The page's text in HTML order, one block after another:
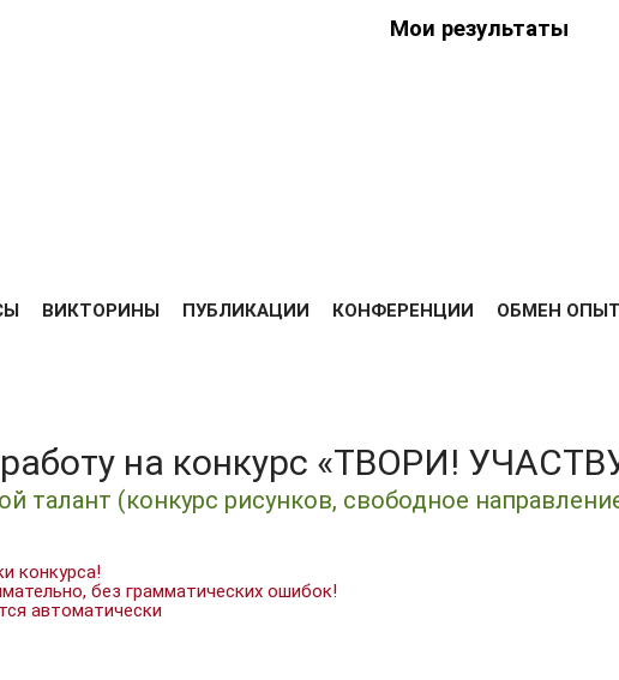
Мои результаты
ВИКТОРИНЫ ПУБЛИКАЦИИ КОНФЕРЕНЦИИ ОБМЕН
на конкурс «ТВОРИ!
талант (конкурс рисунков, свободное
конкурса!
без грамматических ошибок!
автоматически